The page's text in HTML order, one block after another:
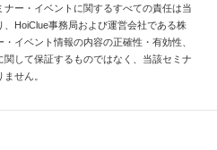
ー・イベントに関するすべての責任は当
HoiClue事務局および運営会社である株
イベント情報の内容の正確性・有効性、
して保証するものではなく、当該セミナ
せん。